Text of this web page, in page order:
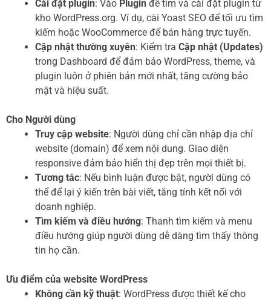
Cài đặt plugin: Vào Plugin để tìm và cài đặt plugin từ
kho WordPress.org. Ví dụ, cài Yoast SEO để tối ưu tìm
kiếm hoặc WooCommerce để bán hàng trực tuyến.
Cập nhật thường xuyên: Kiểm tra Cập nhật (Updates)
trong Dashboard để đảm bảo WordPress, theme, và
plugin luôn ở phiên bản mới nhất, tăng cường bảo
mật và hiệu suất.
Cho Người dùng
Truy cập website: Người dùng chỉ cần nhập địa chỉ
website (domain) để xem nội dung. Giao diện
responsive đảm bảo hiển thị đẹp trên mọi thiết bị.
Tương tác: Nếu bình luận được bật, người dùng có
thể để lại ý kiến trên bài viết, tăng tính kết nối với
doanh nghiệp.
Tìm kiếm và điều hướng: Thanh tìm kiếm và menu
điều hướng giúp người dùng dễ dàng tìm thấy thông
tin họ cần.
Ưu điểm của website WordPress
Không cần kỹ thuật: WordPress được thiết kế cho